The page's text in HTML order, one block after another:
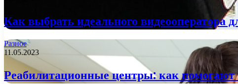
Как выбрать идеального видеооператора
Разное
11.05.2023
Реабилитационные центры: как помогают